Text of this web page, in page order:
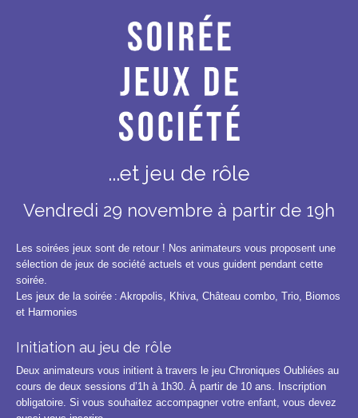
...et jeu de rôle
Vendredi 29 novembre à partir de 19h
Les soirées jeux sont de retour ! Nos animateurs vous proposent une
sélection de jeux de société actuels et vous guident pendant cette
soirée.
Les jeux de la soirée : Akropolis, Khiva, Château combo, Trio, Biomos
et Harmonies
Initiation au jeu de rôle
Deux animateurs vous initient à travers le jeu Chroniques Oubliées au
cours de deux sessions d’1h à 1h30. À partir de 10 ans. Inscription
obligatoire. Si vous souhaitez accompagner votre enfant, vous devez